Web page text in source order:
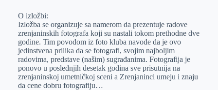
O izložbi:
Izložba se organizuje sa namerom da prezentuje radove
zrenjaninskih fotografa koji su nastali tokom prethodne dve
godine. Tim povodom iz foto kluba navode da je ovo
jedinstvena prilika da se fotografi, svojim najboljim
radovima, predstave (našim) sugrađanima. Fotografija je
ponovo u poslednjih desetak godina sve prisutnija na
zrenjaninskoj umetničkoj sceni a Zrenjaninci umeju i znaju
da cene dobru fotografiju…